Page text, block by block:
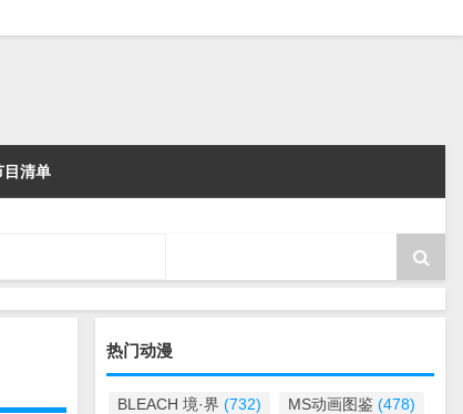
目清单
热门动漫
BLEACH 境·界 (732) MS动画图鉴 (478)